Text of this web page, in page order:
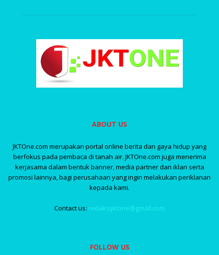
ABOUT US
JKTOne.com merupakan portal online berita dan gaya hidup yang
berfokus pada pembaca di tanah air. JKTOne.com juga menerima
kerjasama dalam bentuk banner, media partner dan iklan serta
promosi lainnya, bagi perusahaan yang ingin melakukan periklanan
kepada kami.
Contact us: redaksijktone@gmail.com
FOLLOW US